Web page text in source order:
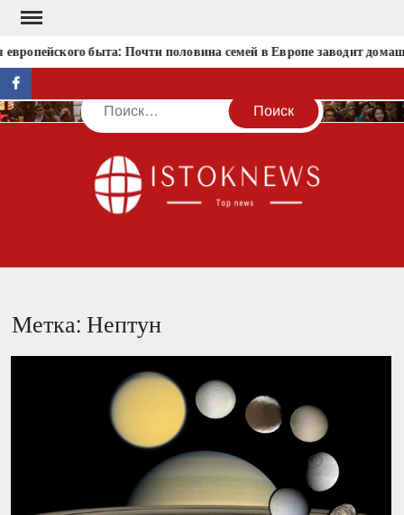
Перейти
содержимомубыта: Почти половина семей в Европе заводит
facebook
Поиск
Метка:Нептун